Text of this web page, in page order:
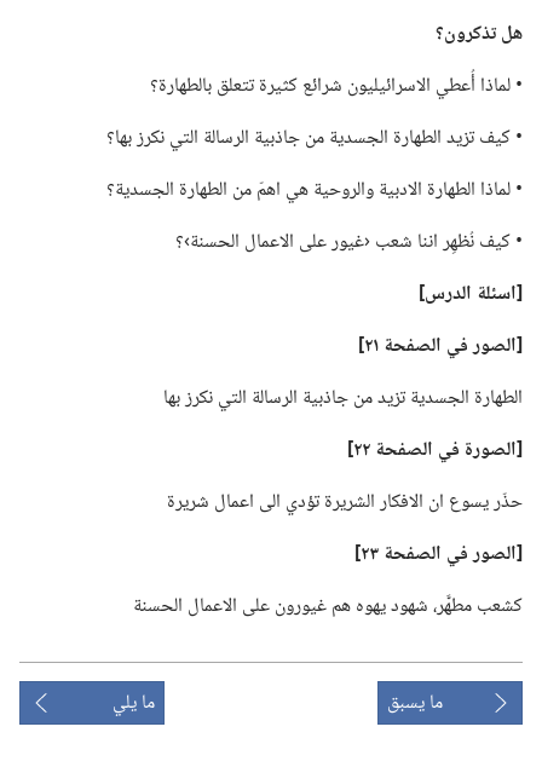
هل تذكرون؟‏
‏• لماذا أُعطي الاسرائيليون شرائع كثيرة تتعلق بالطهارة؟‏
‏• كيف تزيد الطهارة الجسدية من جاذبية الرسالة التي نكرز بها؟‏
‏• لماذا الطهارة الادبية والروحية هي اهمّ من الطهارة الجسدية؟‏
‏• كيف نُظهِر اننا شعب ‹غيور على الاعمال الحسنة›؟‏
‏[اسئلة الدرس]‏
‏[الصور في الصفحة ٢١]‏
الطهارة الجسدية تزيد من جاذبية الرسالة التي نكرز بها
‏[الصورة في الصفحة ٢٢]‏
حذّر يسوع ان الافكار الشريرة تؤدي الى اعمال شريرة
‏[الصور في الصفحة ٢٣]‏
كشعب مطهَّر،‏ شهود يهوه هم غيورون على الاعمال الحسنة
ما يسبق ما يلي